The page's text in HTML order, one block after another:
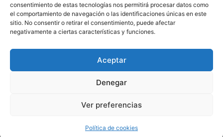
consentimiento de estas tecnologías nos permitirá procesar datos como
el comportamiento de navegación o las identificaciones únicas en este
sitio. No consentir o retirar el consentimiento, puede afectar
negativamente a ciertas características y funciones.
Aceptar
Denegar
Ver preferencias
Política de cookies
986 243 432
608 867 074
recambiosdespiecetotal@gmail.com
Mi cuenta
Mi Cuenta